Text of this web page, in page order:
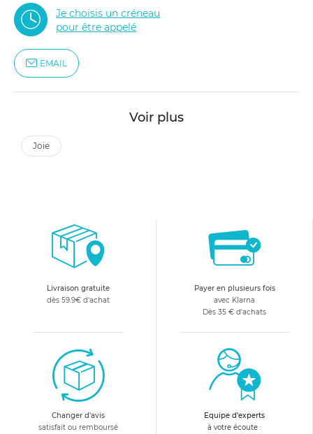
Je choisis un créneau
pour être appelé
EMAIL
Voir plus
joie
Livraison gratuite
dès 59.9€ d'achat
Payer en plusieurs fois
avec Klarna
Dès 35 € d'achats
Changer d'avis
satisfait ou remboursé
Equipe d'experts
à votre écoute :